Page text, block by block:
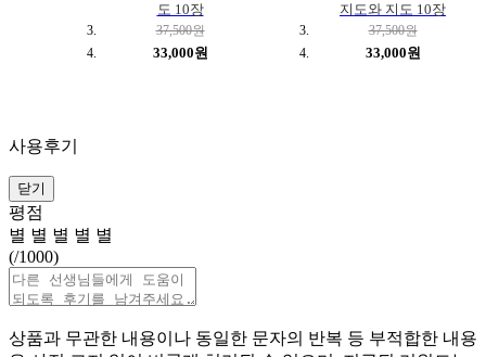
도 10장
37,500원
33,000원
지도와 지도 10장
37,500원
33,000원
사용후기
닫기
평점
별 별 별 별 별
(/1000)
상품과 무관한 내용이나 동일한 문자의 반복 등 부적합한 내용